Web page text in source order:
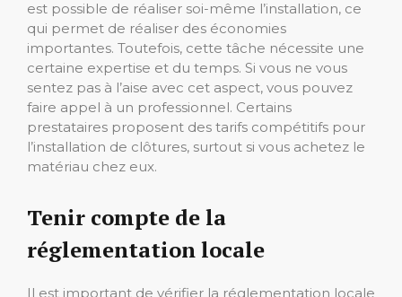
est possible de réaliser soi-même l’installation, ce
qui permet de réaliser des économies
importantes. Toutefois, cette tâche nécessite une
certaine expertise et du temps. Si vous ne vous
sentez pas à l’aise avec cet aspect, vous pouvez
faire appel à un professionnel. Certains
prestataires proposent des tarifs compétitifs pour
l’installation de clôtures, surtout si vous achetez le
matériau chez eux.
Tenir compte de la
réglementation locale
Il est important de vérifier la réglementation locale